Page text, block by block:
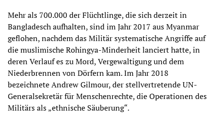
Mehr als 700.000 der Flüchtlinge, die sich derzeit in
Bangladesch aufhalten, sind im Jahr 2017 aus Myanmar
geflohen, nachdem das Militär systematische Angriffe auf
die muslimische Rohingya-Minderheit lanciert hatte, in
deren Verlauf es zu Mord, Vergewaltigung und dem
Niederbrennen von Dörfern kam. Im Jahr 2018
bezeichnete Andrew Gilmour, der stellvertretende UN-
Generalsekretär für Menschenrechte, die Operationen des
Militärs als „ethnische Säuberung“.